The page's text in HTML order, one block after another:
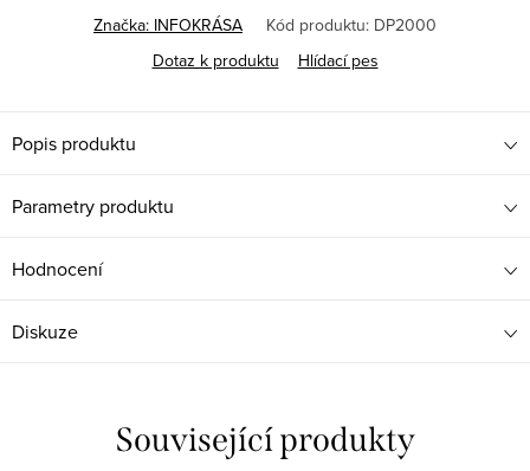
Značka: INFOKRÁSA Kód produktu: DP2000
Dotaz k produktu
Hlídací pes
Popis produktu
Parametry produktu
Hodnocení
Diskuze
Související produkty